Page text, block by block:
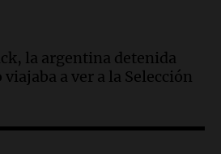
metros en Nueva Córdoba
del Tigo 7 CSH: el
la argentina detenida
a ver a la Selección